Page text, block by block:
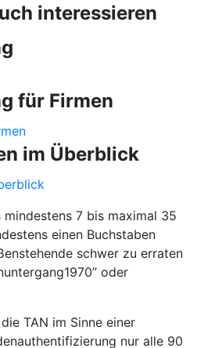
interessieren
für Firmen
im Überblick
mindestens 7 bis maximal 35
einen Buchstaben
schwer zu erraten
oder
TAN im Sinne einer
nur alle 90